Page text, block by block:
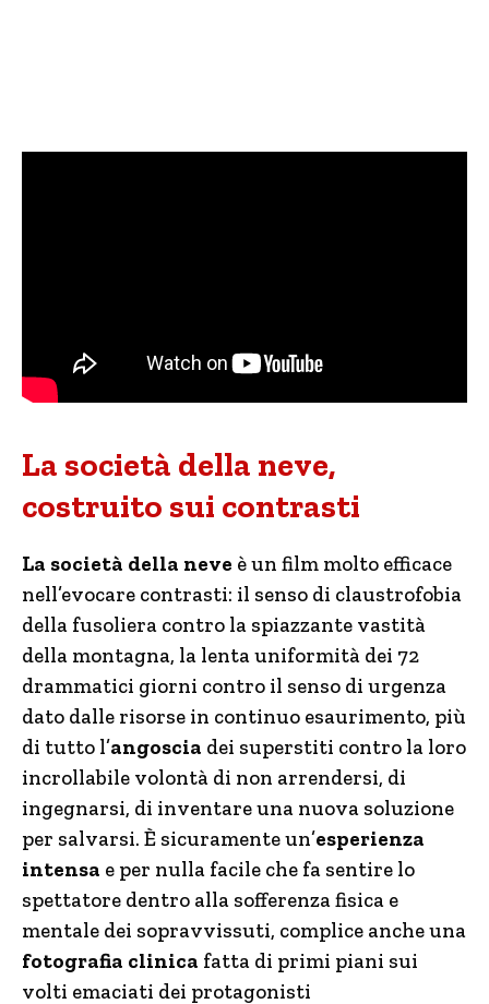
La società della neve,
costruito sui contrasti
La società della neve è un film molto efficace
nell’evocare contrasti: il senso di claustrofobia
della fusoliera contro la spiazzante vastità
della montagna, la lenta uniformità dei 72
drammatici giorni contro il senso di urgenza
dato dalle risorse in continuo esaurimento, più
di tutto l’angoscia dei superstiti contro la loro
incrollabile volontà di non arrendersi, di
ingegnarsi, di inventare una nuova soluzione
per salvarsi. È sicuramente un’esperienza
intensa e per nulla facile che fa sentire lo
spettatore dentro alla sofferenza fisica e
mentale dei sopravvissuti, complice anche una
fotografia clinica fatta di primi piani sui
volti emaciati dei protagonisti